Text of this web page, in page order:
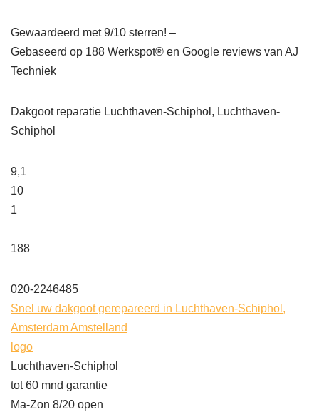
Gewaardeerd met 9/10 sterren! –
Gebaseerd op 188 Werkspot® en Google reviews van AJ
Techniek
Dakgoot reparatie Luchthaven-Schiphol, Luchthaven-
Schiphol
9,1
10
1
188
020-2246485
Snel uw dakgoot gerepareerd in Luchthaven-Schiphol,
Amsterdam Amstelland
logo
Luchthaven-Schiphol
tot 60 mnd garantie
Ma-Zon 8/20 open